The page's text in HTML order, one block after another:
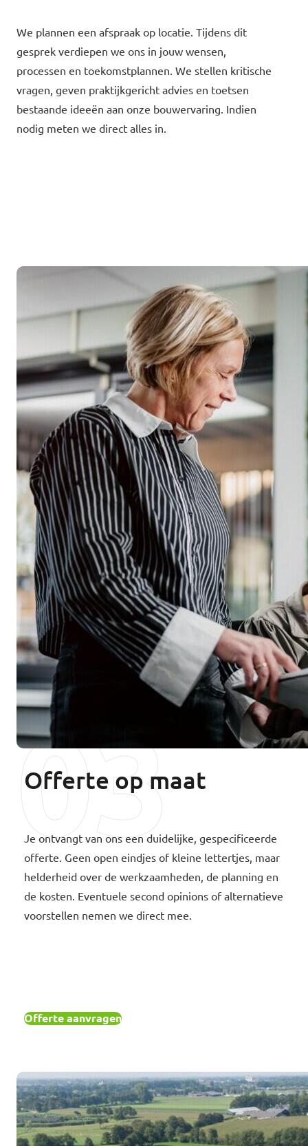
We plannen een afspraak op locatie. Tijdens dit
gesprek verdiepen we ons in jouw wensen,
processen en toekomstplannen. We stellen kritische
vragen, geven praktijkgericht advies en toetsen
bestaande ideeën aan onze bouwervaring. Indien
nodig meten we direct alles in.
03
Offerte op maat
Je ontvangt van ons een duidelijke, gespecificeerde
offerte. Geen open eindjes of kleine lettertjes, maar
helderheid over de werkzaamheden, de planning en
de kosten. Eventuele second opinions of alternatieve
voorstellen nemen we direct mee.
Offerte aanvragen